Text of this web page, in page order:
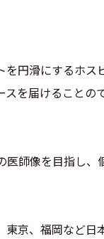
円滑にするホス
を届けることの
師像を目指し、
京、福岡など日